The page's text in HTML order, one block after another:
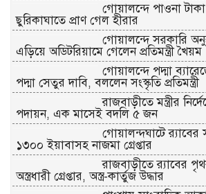
গোয়ালন্দে পাওনা টাকা
ছুরিকাঘাতে প্রাণ গেল হীরার
গোয়ালন্দে সরকারি
এড়িয়ে অডিটরিয়ামে গেলেন প্রতিমন্ত্রী খৈয়ম
গোয়ালন্দে পদ্মা
পদ্মা সেতুর দাবি, বললেন সংস্কৃতি প্রতিমন্ত্রী
রাজবাড়ীতে মন্ত্রীর
পদায়ন, এক মাসেই বদলি ৫ জন
গোয়ালন্দঘাটে র‌্যাবের
১৩০০ ইয়াবাসহ নাজমা গ্রেপ্তার
রাজবাড়ীতে র‌্যাবের
অস্ত্রধারী গ্রেপ্তার, অস্ত্র-কার্তুজ উদ্ধার